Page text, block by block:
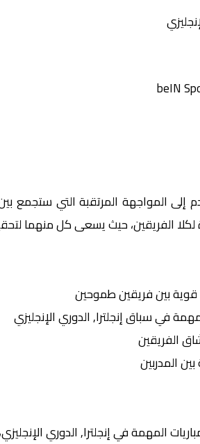
إلى المواجهة المرتقبة التي ستجمع
لكلا الفريقين، حيث يسعى كل منهما
بين فريقين طموحين
في سباق إنجلترا, الدوري الإنجليزي
الفريقين
المدربين
المهمة في إنجلترا, الدوري